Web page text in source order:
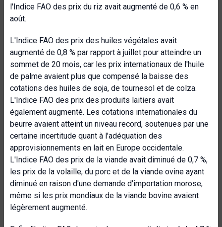
l'Indice FAO des prix du riz avait augmenté de 0,6 % en
août.
L'Indice FAO des prix des huiles végétales avait
augmenté de 0,8 % par rapport à juillet pour atteindre un
sommet de 20 mois, car les prix internationaux de l'huile
de palme avaient plus que compensé la baisse des
cotations des huiles de soja, de tournesol et de colza.
L'Indice FAO des prix des produits laitiers avait
également augmenté. Les cotations internationales du
beurre avaient atteint un niveau record, soutenues par une
certaine incertitude quant à l'adéquation des
approvisionnements en lait en Europe occidentale.
L'Indice FAO des prix de la viande avait diminué de 0,7 %,
les prix de la volaille, du porc et de la viande ovine ayant
diminué en raison d'une demande d'importation morose,
même si les prix mondiaux de la viande bovine avaient
légèrement augmenté.